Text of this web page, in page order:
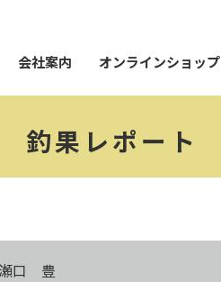
会社案内 オンラインショップ
釣果レポート
口 豊